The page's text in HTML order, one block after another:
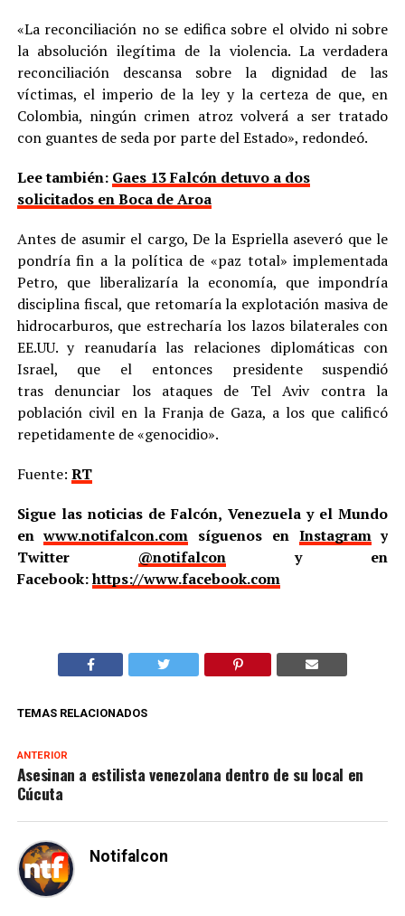
«La reconciliación no se edifica sobre el olvido ni sobre
la absolución ilegítima de la violencia. La verdadera
reconciliación descansa sobre la dignidad de las
víctimas, el imperio de la ley y la certeza de que, en
Colombia, ningún crimen atroz volverá a ser tratado
con guantes de seda por parte del Estado», redondeó.
Lee también: Gaes 13 Falcón detuvo a dos
solicitados en Boca de Aroa
Antes de asumir el cargo, De la Espriella aseveró que le
pondría fin a la política de «paz total» implementada
Petro, que liberalizaría la economía, que impondría
disciplina fiscal, que retomaría la explotación masiva de
hidrocarburos, que estrecharía los lazos bilaterales con
EE.UU. y reanudaría las relaciones diplomáticas con
Israel, que el entonces presidente suspendió
tras denunciar los ataques de Tel Aviv contra la
población civil en la Franja de Gaza, a los que calificó
repetidamente de «genocidio».
Fuente: RT
Sigue las noticias de Falcón, Venezuela y el Mundo
enwww.notifalcon.com síguenos en Instagramy
Twitter @notifalcony en
Facebook:https://www.facebook.com
TEMAS RELACIONADOS
ANTERIOR
Asesinan a estilista venezolana dentro de su local en
Cúcuta
Notifalcon